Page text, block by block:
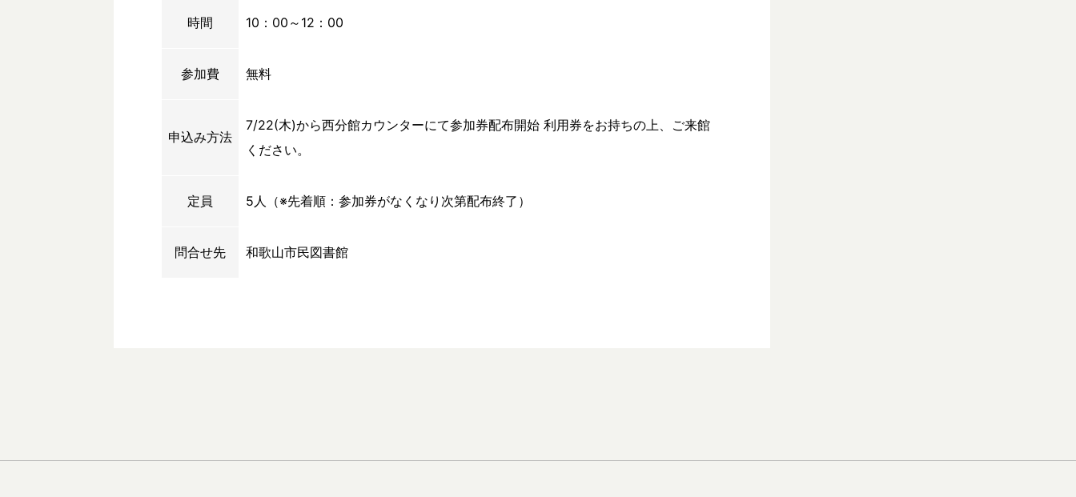
時間 10：00～12：00
参加費 無料
申込み方法
7/22(木)から西分館カウンターにて参加券配布開始 利用券をお持ちの上、ご来館
ください。
定員 5人（※先着順：参加券がなくなり次第配布終了）
問合せ先 和歌山市民図書館